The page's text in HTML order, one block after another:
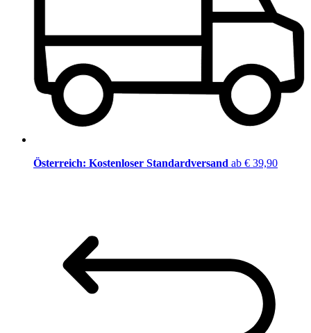
Österreich: Kostenloser Standardversand ab € 39,90